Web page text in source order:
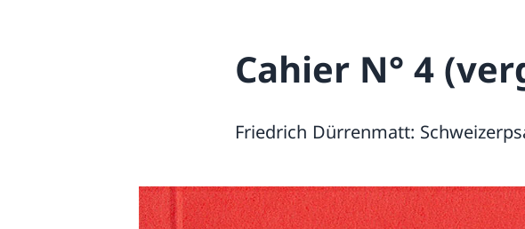
Cahier N° 4
Friedrich Dürrenmatt: